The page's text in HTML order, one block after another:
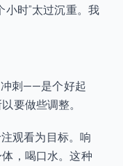
小时”太过沉重。我
刺——是个好起
要做些调整。
观看为目标。响
，喝口水。这种